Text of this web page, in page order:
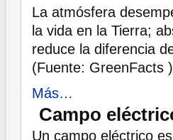
La atmósfera
la vida en la Tierra;
reduce la diferencia
(Fuente: GreenFacts )
Más…
Campo
Un campo eléctrico